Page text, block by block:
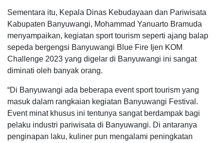
Sementara itu, Kepala Dinas Kebudayaan dan Pariwisata
Kabupaten Banyuwangi, Mohammad Yanuarto Bramuda
menyampaikan, kegiatan sport tourism seperti ajang balap
sepeda bergengsi Banyuwangi Blue Fire Ijen KOM
Challenge 2023 yang digelar di Banyuwangi ini sangat
diminati oleh banyak orang.
“Di Banyuwangi ada beberapa event sport tourism yang
masuk dalam rangkaian kegiatan Banyuwangi Festival.
Event minat khusus ini tentunya sangat berdampak bagi
pelaku industri pariwisata di Banyuwangi. Di antaranya
penginapan laku, kuliner pun mengalami peningkatan